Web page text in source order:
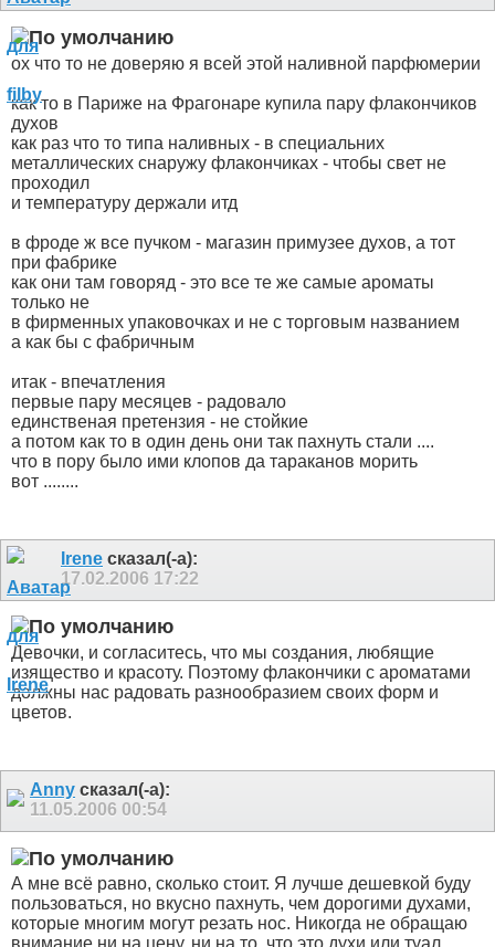
ох что то не доверяю я всей этой наливной парфюмерии
как то в Париже на Фрагонаре купила пару флакончиков
духов
как раз что то типа наливных - в специальних
металлических снаружу флакончиках - чтобы свет не
проходил
и температуру держали итд
в фроде ж все пучком - магазин примузее духов, а тот
при фабрике
как они там говоряд - это все те же самые ароматы
только не
в фирменных упаковочках и не с торговым названием
а как бы с фабричным
итак - впечатления
первые пару месяцев - радовало
единственая претензия - не стойкие
а потом как то в один день они так пахнуть стали ....
что в пору было ими клопов да тараканов морить
вот ........
Irene сказал(-а):
17.02.2006 17:22
Девочки, и согласитесь, что мы создания, любящие
изящество и красоту. Поэтому флакончики с ароматами
должны нас радовать разнообразием своих форм и
цветов.
Anny сказал(-а):
11.05.2006 00:54
А мне всё равно, сколько стоит. Я лучше дешевкой буду
пользоваться, но вкусно пахнуть, чем дорогими духами,
которые многим могут резать нос. Никогда не обращаю